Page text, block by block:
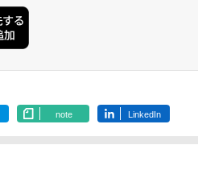
note LinkedIn